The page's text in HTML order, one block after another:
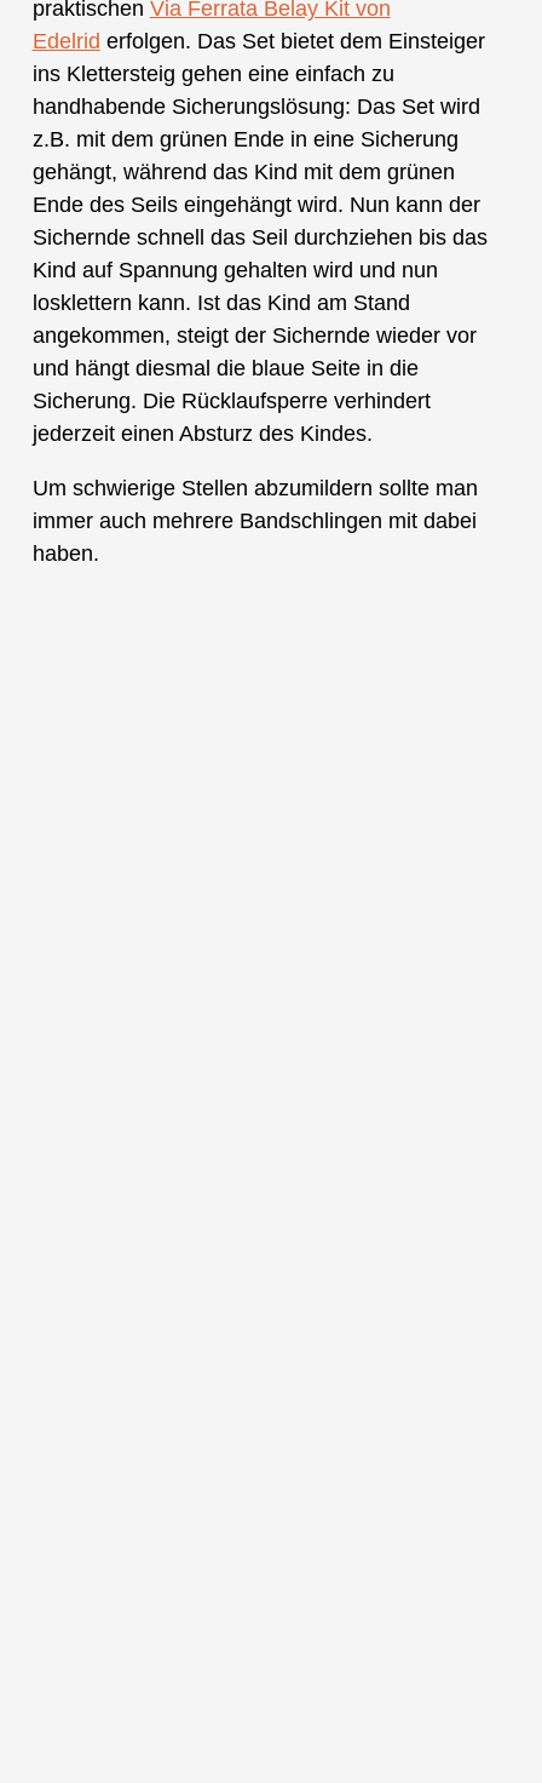
praktischen Via Ferrata Belay Kit von
Edelrid erfolgen. Das Set bietet dem Einsteiger
ins Klettersteig gehen eine einfach zu
handhabende Sicherungslösung: Das Set wird
z.B. mit dem grünen Ende in eine Sicherung
gehängt, während das Kind mit dem grünen
Ende des Seils eingehängt wird. Nun kann der
Sichernde schnell das Seil durchziehen bis das
Kind auf Spannung gehalten wird und nun
losklettern kann. Ist das Kind am Stand
angekommen, steigt der Sichernde wieder vor
und hängt diesmal die blaue Seite in die
Sicherung. Die Rücklaufsperre verhindert
jederzeit einen Absturz des Kindes.
Um schwierige Stellen abzumildern sollte man
immer auch mehrere Bandschlingen mit dabei
haben.